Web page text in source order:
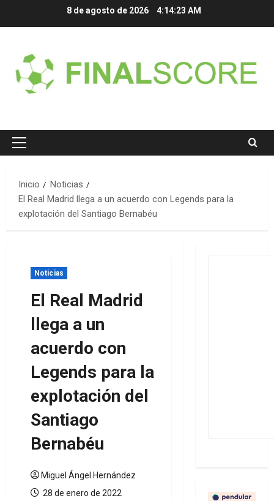
8 de agosto de 2026 4:14:23 AM
Menú
Inicio
Noticias
El Real Madrid llega a un acuerdo con Legends para la
explotación del Santiago Bernabéu
Noticias
El Real Madrid
llega a un
acuerdo con
Legends para la
explotación del
Santiago
Bernabéu
Miguel Ángel Hernández
28 de enero de 2022